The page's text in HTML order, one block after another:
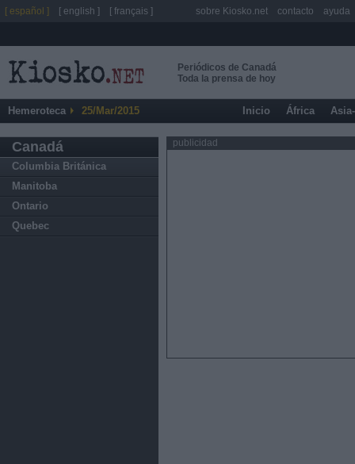
Periódicos de Canadá
Toda la prensa de hoy
Hemeroteca 25/Mar/2015 Inicio África
Canadá
Columbia Británica
Manitoba
Ontario
Quebec
publicidad
[ español ] [ english ] [ français ] sobre Kiosko.net contacto ayuda